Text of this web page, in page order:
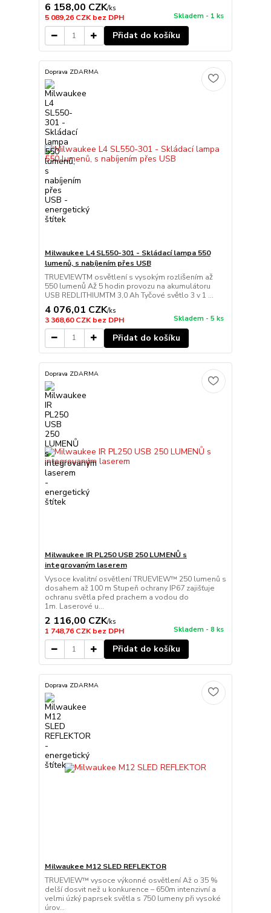
6 158,00 CZK/ks
5 089,26 CZKbez DPH Skladem - 1 ks
Přidat do košíku
Doprava ZDARMA
Milwaukee L4 SL550-301 - Skládací lampa 550
lumenů, s nabíjením přes USB
TRUEVIEWTM osvětlení s vysokým rozlišením až
550 lumenů Až 5 hodin provozu na akumulátoru
USB REDLITHIUMTM 3,0 Ah Tyčové světlo 3 v 1 ...
4 076,01 CZK/ks
3 368,60 CZKbez DPH Skladem - 5 ks
Přidat do košíku
Doprava ZDARMA
Milwaukee IR PL250 USB 250 LUMENŮ s
integrovaným laserem
Vysoce kvalitní osvětlení TRUEVIEW™ 250 lumenů s
dosahem až 100 m Stupeň ochrany IP67 zajišťuje
ochranu světla před prachem a vodou do
1m. Laserové u...
2 116,00 CZK/ks
1 748,76 CZKbez DPH Skladem - 8 ks
Přidat do košíku
Doprava ZDARMA
Milwaukee M12 SLED REFLEKTOR
TRUEVIEW™ vysoce výkonné osvětlení Až o 35 %
delší dosvit než u konkurence – 650m intenzivní a
velmi úzký paprsek světla s 750 lumeny při vysoké
úrov...